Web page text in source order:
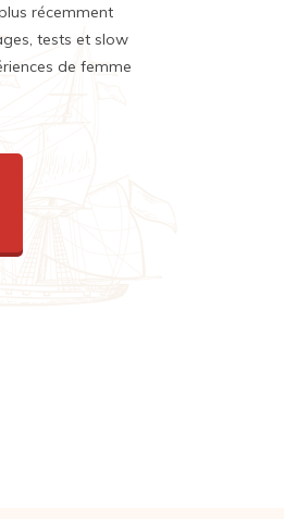
récemment
tests et slow
de femme